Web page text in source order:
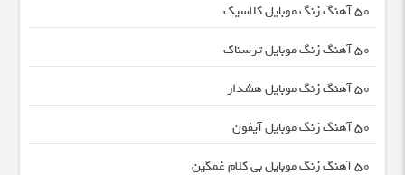
50 آهنگ زنگ موبایل کلاسیک
50 آهنگ زنگ موبایل ترسناک
50 آهنگ زنگ موبایل هشدار
50 آهنگ زنگ موبایل آیفون
50 آهنگ زنگ موبایل بی کلام غمگین